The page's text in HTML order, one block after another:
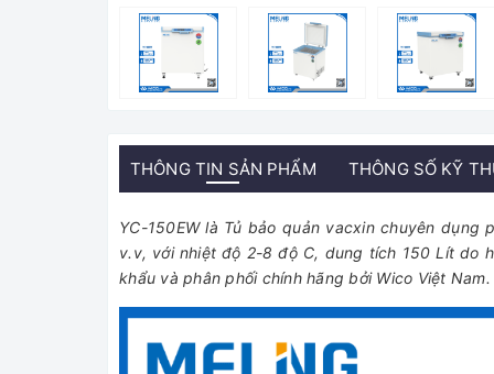
THÔNG TIN SẢN PHẨM THÔNG SỐ KỸ
YC-150EW là Tủ bảo quản vacxin chuyên
v.v, với nhiệt độ 2-8 độ C, dung tích 150 Lít do
khẩu và phân phối chính hãng bởi Wico Việt